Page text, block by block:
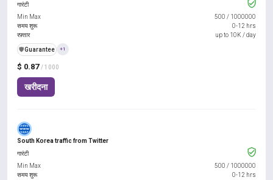
$ 0.87 / 1000
खरीदना
गारंटी
Min Max
500 / 1000000
समय शुरू
0-12 hrs
रफ़्तार
up to 10K / day
️🛡️Guarantee +1
South Korea traffic from Twitter
गारंटी
Min Max
500 / 1000000
समय शुरू
0-12 hrs